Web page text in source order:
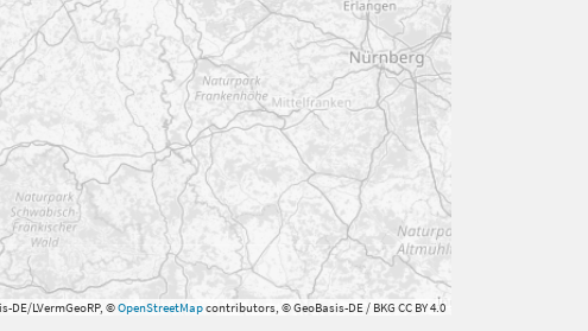
DE/LVermGeoRP, ©OpenStreetMapcontributors, © GeoBasis-DE / BKG CC BY 4.0